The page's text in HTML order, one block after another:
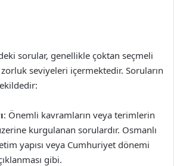
sorular, genellikle çoktan seçmeli
seviyeleri içermektedir. Soruların
: Önemli kavramların veya terimlerin
kurgulanan sorulardır. Osmanlı
yapısı veya Cumhuriyet dönemi
gibi.